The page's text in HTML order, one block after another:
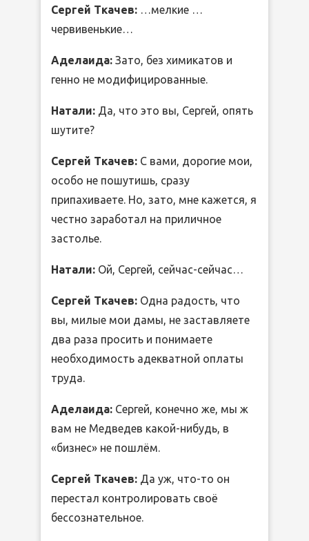
Сергей Ткачев: …мелкие …
червивенькие…
Аделаида: Зато, без химикатов и
генно не модифицированные.
Натали: Да, что это вы, Сергей, опять
шутите?
Сергей Ткачев: С вами, дорогие мои,
особо не пошутишь, сразу
припахиваете. Но, зато, мне кажется, я
честно заработал на приличное
застолье.
Натали: Ой, Сергей, сейчас-сейчас…
Сергей Ткачев: Одна радость, что
вы, милые мои дамы, не заставляете
два раза просить и понимаете
необходимость адекватной оплаты
труда.
Аделаида: Сергей, конечно же, мы ж
вам не Медведев какой-нибудь, в
«бизнес» не пошлём.
Сергей Ткачев: Да уж, что-то он
перестал контролировать своё
бессознательное.